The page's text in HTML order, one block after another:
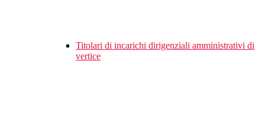
Titolari di incarichi dirigenziali amministrativi di
vertice